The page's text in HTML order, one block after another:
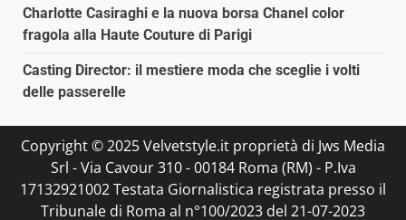
Charlotte Casiraghi e la nuova borsa Chanel color
fragola alla Haute Couture di Parigi
Casting Director: il mestiere moda che sceglie i volti
delle passerelle
Copyright © 2025 Velvetstyle.it proprietà di Jws Media
Srl - Via Cavour 310 - 00184 Roma (RM) - P.Iva
17132921002 Testata Giornalistica registrata presso il
Tribunale di Roma al n°100/2023 del 21-07-2023